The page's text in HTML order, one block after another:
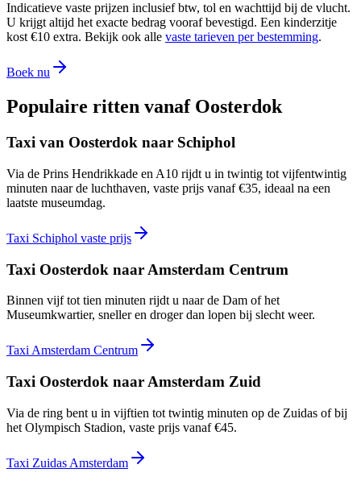
Indicatieve vaste prijzen inclusief btw, tol en wachttijd bij de vlucht.
U krijgt altijd het exacte bedrag vooraf bevestigd. Een kinderzitje
kost €10 extra. Bekijk ook alle vaste tarieven per bestemming.
Boek nu
Populaire ritten vanaf Oosterdok
Taxi van Oosterdok naar Schiphol
Via de Prins Hendrikkade en A10 rijdt u in twintig tot vijfentwintig
minuten naar de luchthaven, vaste prijs vanaf €35, ideaal na een
laatste museumdag.
Taxi Schiphol vaste prijs
Taxi Oosterdok naar Amsterdam Centrum
Binnen vijf tot tien minuten rijdt u naar de Dam of het
Museumkwartier, sneller en droger dan lopen bij slecht weer.
Taxi Amsterdam Centrum
Taxi Oosterdok naar Amsterdam Zuid
Via de ring bent u in vijftien tot twintig minuten op de Zuidas of bij
het Olympisch Stadion, vaste prijs vanaf €45.
Taxi Zuidas Amsterdam